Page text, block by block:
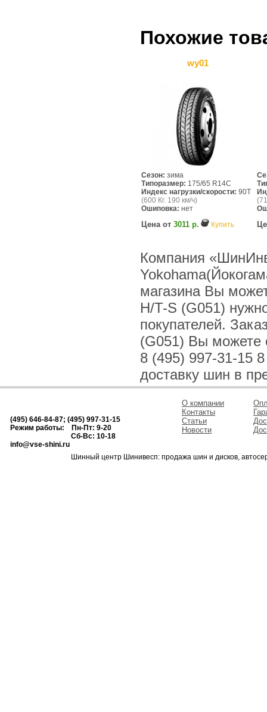
Похожие
wy01
Сезон: зима
Типоразмер: 175/65 R14C
Индекс нагрузки/скорости: 90T
(600 Кг. 190 км/ч)
Ошиповка: нет
Цена от 3011 р. Купить
Компания
магазина Вы
H/T-S (G051)
покупателей.
(G051) Вы можете
8 (495) 997-31-15
доставку шин в
(495) 646-84-87; (495) 997-31-15
Режим работы: Пн-Пт: 9-20
Сб-Вс: 10-18
info@vse-shini.ru
О компании
Контакты
Статьи
Новости
Шинный центр Шинивесп: продажа шин и дисков,